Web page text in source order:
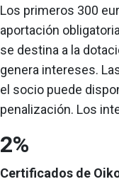
Los primeros 300
aportación
se destina a la
genera intereses.
el socio puede
penalización. Los
2%
Certificados de